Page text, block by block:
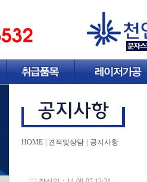
HOME | 견적및상담 | 공지사항